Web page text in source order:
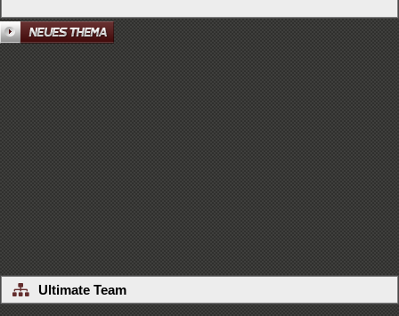
Ultimate Team